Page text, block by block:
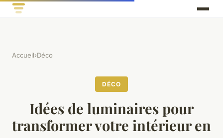
Accueil›Déco
DÉCO
Idées de luminaires pour
transformer votre intérieur en